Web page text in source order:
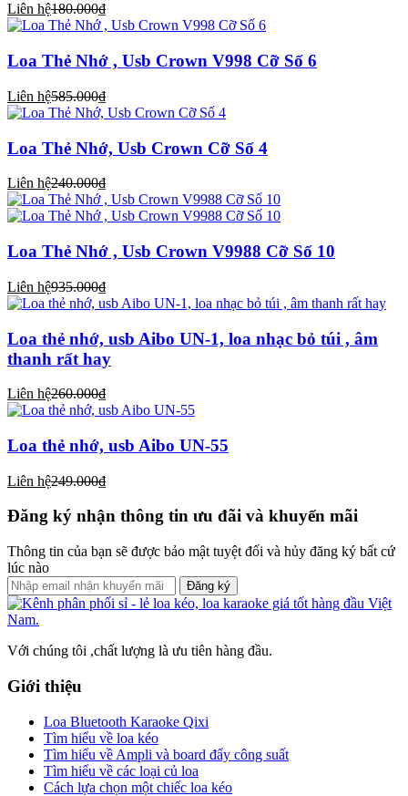
Liên hệ180.000₫
Loa Thẻ Nhớ , Usb Crown V998 Cỡ Số 6
Liên hệ585.000₫
Loa Thẻ Nhớ, Usb Crown Cỡ Số 4
Liên hệ240.000₫
Loa Thẻ Nhớ , Usb Crown V9988 Cỡ Số 10
Liên hệ935.000₫
Loa thẻ nhớ, usb Aibo UN-1, loa nhạc bỏ túi , âm
thanh rất hay
Liên hệ260.000₫
Loa thẻ nhớ, usb Aibo UN-55
Liên hệ249.000₫
Đăng ký nhận thông tin ưu đãi và khuyến mãi
Thông tin của bạn sẽ được bảo mật tuyệt đối và hủy đăng ký bất cứ
lúc nào
Đăng ký
Với chúng tôi ,chất lượng là ưu tiên hàng đầu.
Giới thiệu
Loa Bluetooth Karaoke Qixi
Tìm hiểu về loa kéo
Tìm hiểu về Ampli và board đẩy công suất
Tìm hiểu về các loại củ loa
Cách lựa chọn một chiếc loa kéo